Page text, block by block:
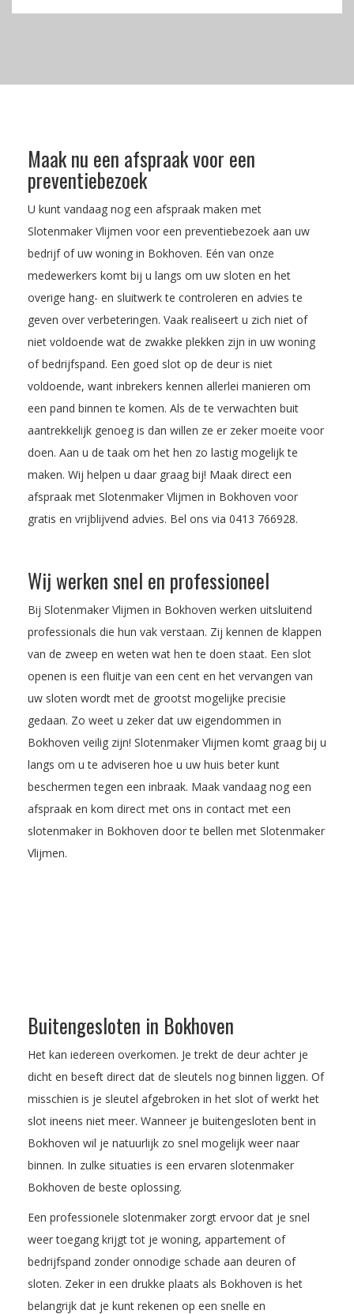
Maak nu een afspraak voor een
preventiebezoek
U kunt vandaag nog een afspraak maken met
Slotenmaker Vlijmen voor een preventiebezoek aan uw
bedrijf of uw woning in Bokhoven. Eén van onze
medewerkers komt bij u langs om uw sloten en het
overige hang- en sluitwerk te controleren en advies te
geven over verbeteringen. Vaak realiseert u zich niet of
niet voldoende wat de zwakke plekken zijn in uw woning
of bedrijfspand. Een goed slot op de deur is niet
voldoende, want inbrekers kennen allerlei manieren om
een pand binnen te komen. Als de te verwachten buit
aantrekkelijk genoeg is dan willen ze er zeker moeite voor
doen. Aan u de taak om het hen zo lastig mogelijk te
maken. Wij helpen u daar graag bij! Maak direct een
afspraak met Slotenmaker Vlijmen in Bokhoven voor
gratis en vrijblijvend advies. Bel ons via 0413 766928.
Wij werken snel en professioneel
Bij Slotenmaker Vlijmen in Bokhoven werken uitsluitend
professionals die hun vak verstaan. Zij kennen de klappen
van de zweep en weten wat hen te doen staat. Een slot
openen is een fluitje van een cent en het vervangen van
uw sloten wordt met de grootst mogelijke precisie
gedaan. Zo weet u zeker dat uw eigendommen in
Bokhoven veilig zijn! Slotenmaker Vlijmen komt graag bij u
langs om u te adviseren hoe u uw huis beter kunt
beschermen tegen een inbraak. Maak vandaag nog een
afspraak en kom direct met ons in contact met een
slotenmaker in Bokhoven door te bellen met Slotenmaker
Vlijmen.
Buitengesloten in Bokhoven
Het kan iedereen overkomen. Je trekt de deur achter je
dicht en beseft direct dat de sleutels nog binnen liggen. Of
misschien is je sleutel afgebroken in het slot of werkt het
slot ineens niet meer. Wanneer je buitengesloten bent in
Bokhoven wil je natuurlijk zo snel mogelijk weer naar
binnen. In zulke situaties is een ervaren slotenmaker
Bokhoven de beste oplossing.
Een professionele slotenmaker zorgt ervoor dat je snel
weer toegang krijgt tot je woning, appartement of
bedrijfspand zonder onnodige schade aan deuren of
sloten. Zeker in een drukke plaats als Bokhoven is het
belangrijk dat je kunt rekenen op een snelle en